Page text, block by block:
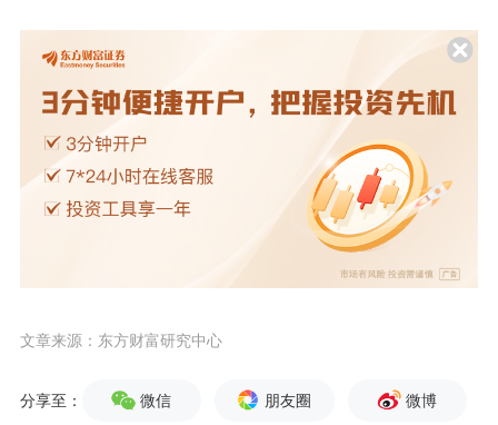
文章来源：东方财富研究中心
分享至： 微信 朋友圈 微博